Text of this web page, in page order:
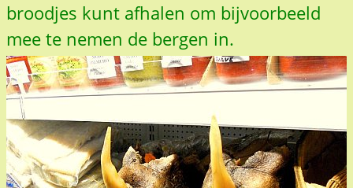
broodjes kunt afhalen om bijvoorbeeld
mee te nemen de bergen in.